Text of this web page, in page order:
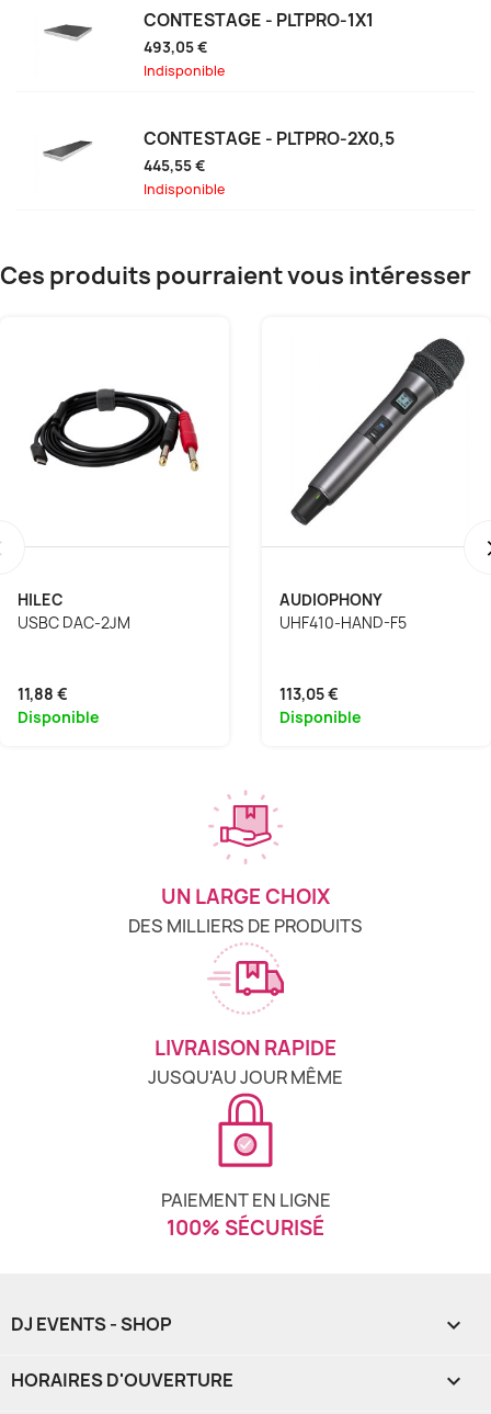
CONTESTAGE - PLTPRO-1X1
493,05 €
Indisponible
CONTESTAGE - PLTPRO-2X0,5
445,55 €
Indisponible
Ces produits pourraient vous intéresser
HILEC
USBC DAC-2JM
11,88 €
Disponible
AUDIOPHONY
UHF410-HAND-F5
113,05 €
Disponible
UN LARGE CHOIX
DES MILLIERS DE PRODUITS
LIVRAISON RAPIDE
JUSQU'AU JOUR MÊME
PAIEMENT EN LIGNE
100% SÉCURISÉ
DJ EVENTS - SHOP 
HORAIRES D'OUVERTURE 